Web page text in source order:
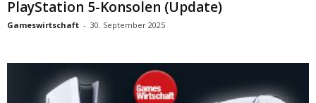
PlayStation 5-Konsolen (Update)
Gameswirtschaft - 30. September 2025